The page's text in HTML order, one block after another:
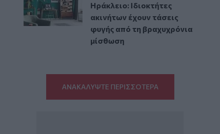
Ηράκλειο: Ιδιοκτήτες
ακινήτων έχουν τάσεις
φυγής από τη βραχυχρόνια
μίσθωση
ΑΝΑΚΑΛΥΨΤΕ ΠΕΡΙΣΣΟΤΕΡΑ